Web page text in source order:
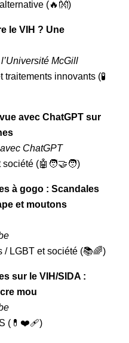
(🔥👐)
le VIH ? Une
McGill
traitements innovants (🧪
avec ChatGPT sur
ChatGPT
société (🤖🧑‍🤝‍🧑)
à gogo : Scandales
et moutons
/ LGBT et société (📚🌈)
sur le VIH/SIDA :
mou
(💊❤️‍🩹)